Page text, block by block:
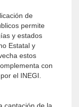
de
permite
y estados
Estatal y
estos
con
el INEGI.